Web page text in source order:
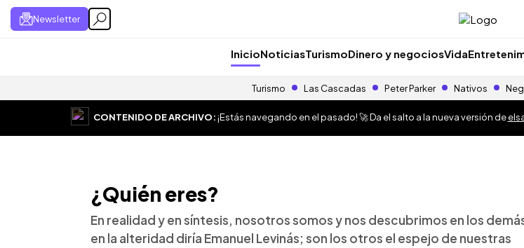
Newsletter
InicioNoticiasTurismoDinero y negociosVida
Turismo Las Cascadas Peter Parker Nativos
CONTENIDO DE ARCHIVO:¡Estás navegando en el pasado! 🚀 Da el salto a la nueva versión de
¿Quién eres?
En realidad y en síntesis, nosotros somos y nos descubrimos en los
en la alteridad diría Emanuel Levinás; son los otros el espejo de nuestras